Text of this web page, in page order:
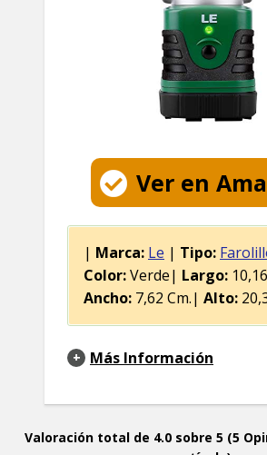
Ver en
| Marca: Le | Tipo:
Color:Verde| Largo:
Ancho: 7,62 Cm.| Alto:
Más Información
Valoración total de 4.0 sobre 5 (5